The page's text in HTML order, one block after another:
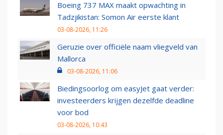
Boeing 737 MAX maakt opwachting in
Tadzjikistan: Somon Air eerste klant
03-08-2026, 11:26
Geruzie over officiële naam vliegveld van
Mallorca
03-08-2026, 11:06
Biedingsoorlog om easyJet gaat verder:
investeerders krijgen dezelfde deadline
voor bod
03-08-2026, 10:43